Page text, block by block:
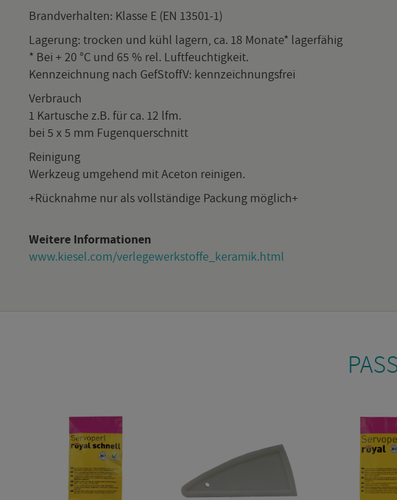
Brand­ver­hal­ten: Klas­se E (EN 13501-1)
La­ge­rung: tro­cken und kühl la­gern, ca. 18 Mo­na­te* la­ger­fä­hig
* Bei + 20 °C und 65 % rel. Luft­feuch­tig­keit.
Kenn­zeich­nung nach GefStoffV: kenn­zeich­nungs­frei
Ver­brauch
1 Kar­tu­sche z.B. für ca. 12 lfm.
bei 5 x 5 mm Fu­gen­quer­schnitt
Rei­ni­gung
Werk­zeug um­ge­hend mit Ace­ton rei­ni­gen.
+Rück­nah­me nur als voll­stän­di­ge Pa­ckung mög­lich+
Wei­te­re In­for­ma­tio­nen
www.​kiesel.​com/​ver​lege​werk​stof​fe_​keramik.​html